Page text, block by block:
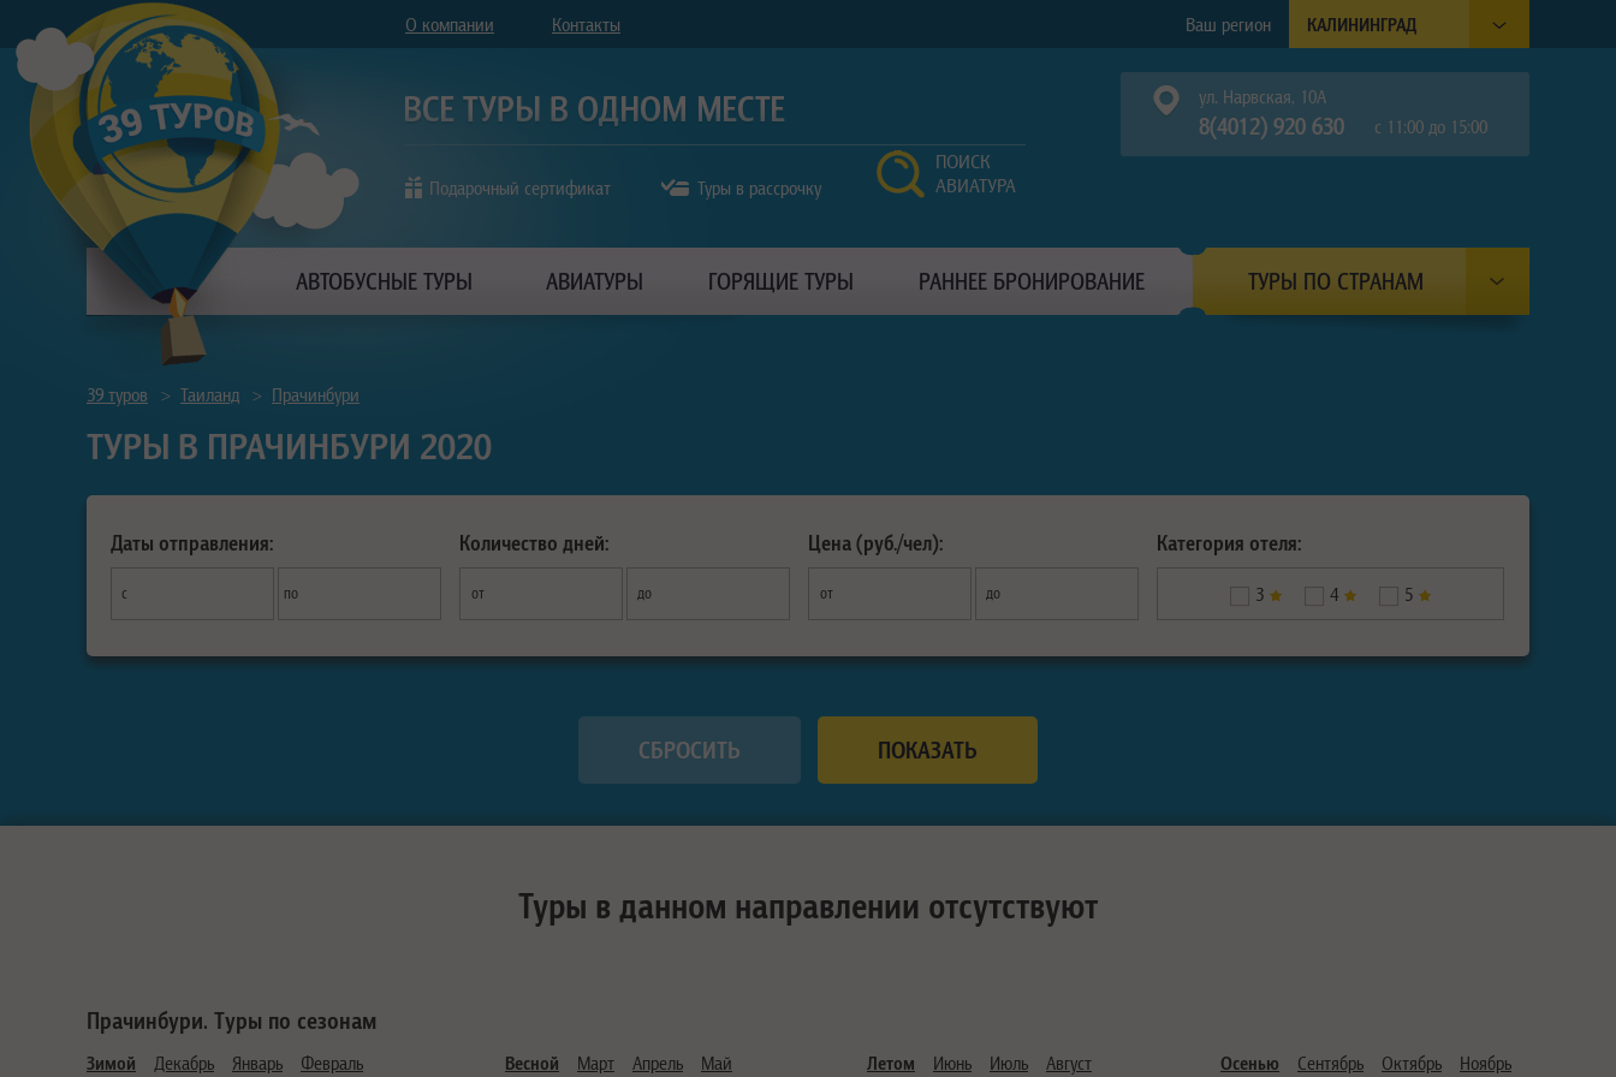
О компании Контакты КАЛИНИНГРАД
Ваш регион
ТУРЫ ПО СТРАНАМ
Подарочный сертификат Туры в рассрочку
ПОИСК
АВИАТУРА
ул. Нарвская, 10А
с 11:00 до 15:00
8(4012) 920 630
АВТОБУСНЫЕ ТУРЫ АВИАТУРЫ ГОРЯЩИЕ ТУРЫ РАННЕЕ БРОНИРОВАНИЕ
39 туров > Таиланд > Прачинбури
ТУРЫ В ПРАЧИНБУРИ 2020
Даты отправления:
с по
Количество дней:
от до
Цена (руб./чел):
от до
Категория отеля:
3 4 5
Туры в данном направлении отсутствуют
Прачинбури. Туры по сезонам
Зимой Декабрь Январь Февраль Весной Март Апрель Май Летом Июнь Июль Август Осенью Сентябрь Октябрь Ноябрь